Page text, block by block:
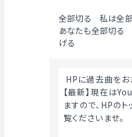
全部切る 私は全
あなたも全部切る
げる
HPに過去曲をお
【最新】現在は
ますので、HPの
覧くださいませ。